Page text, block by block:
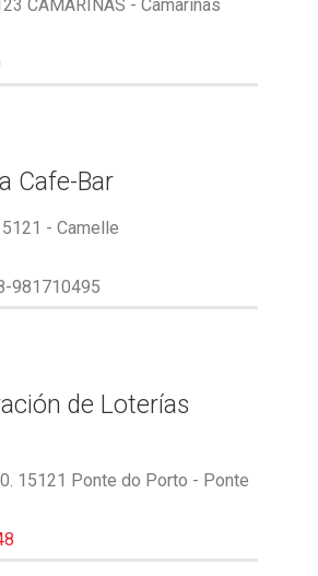
CAMARINAS - Camariñas
Cafe-Bar
- Camelle
981710495
de Loterías
15121 Ponte do Porto - Ponte